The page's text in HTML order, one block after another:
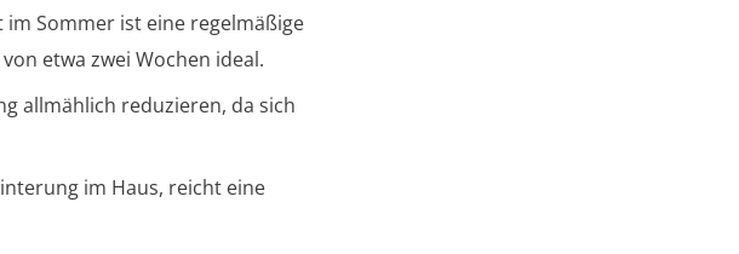
Sommer ist eine regelmäßige
etwa zwei Wochen ideal.
allmählich reduzieren, da sich
im Haus, reicht eine